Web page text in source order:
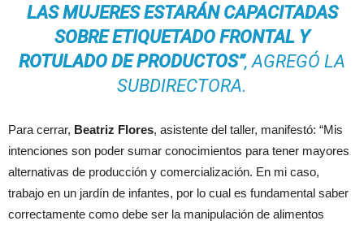
LAS MUJERES ESTARÁN CAPACITADAS
SOBRE ETIQUETADO FRONTAL Y
ROTULADO DE PRODUCTOS”, AGREGÓ LA
SUBDIRECTORA.
Para cerrar, Beatriz Flores, asistente del taller, manifestó: “Mis
intenciones son poder sumar conocimientos para tener mayores
alternativas de producción y comercialización. En mi caso,
trabajo en un jardín de infantes, por lo cual es fundamental saber
correctamente como debe ser la manipulación de alimentos